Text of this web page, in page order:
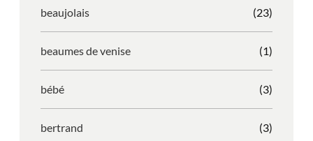
beaujolais (23)
beaumes de venise (1)
bébé (3)
bertrand (3)